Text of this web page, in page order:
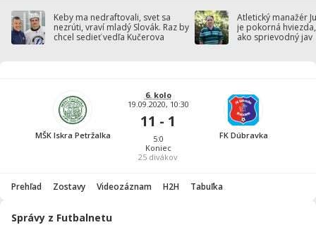
Keby ma nedraftovali, svet sa
nezrúti, vraví mladý Slovák. Raz by
chcel sedieť vedľa Kučerova
Atletický manažér
je pokorná
ako sprievodný jav
MŠK Iskra Petržalka
6. kolo
19.09.2020, 10:30
11 - 1
5:0
Koniec
25 divákov
FK Dúbravka
Prehľad Zostavy Videozáznam H2H Tabuľka
Správy z Futbalnetu